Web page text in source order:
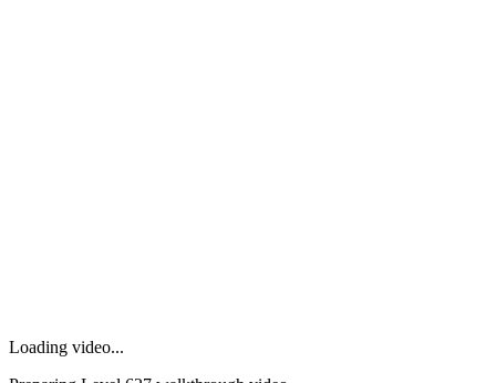
Loading video...